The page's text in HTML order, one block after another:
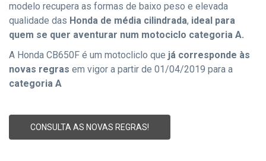
modelo recupera as formas de baixo peso e elevada
qualidade das Honda de média cilindrada, ideal para
quem se quer aventurar num motociclo categoria A.
A Honda CB650F é um motocliclo que já corresponde às
novas regras em vigor a partir de 01/04/2019 para a
categoria A
CONSULTA AS NOVAS REGRAS!